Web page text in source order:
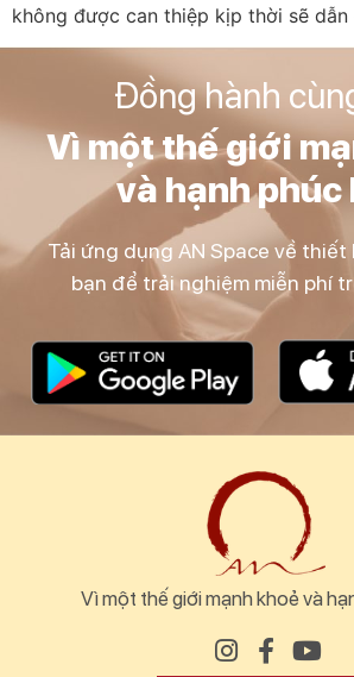
không được can thiệp kịp thời sẽ
Đồng hành
Vì một thế giới
và hạnh phúc
Tải ứng dụng AN Space về
bạn để trải nghiệm miễn phí
Vì một thế giới mạnh khoẻ và